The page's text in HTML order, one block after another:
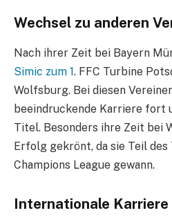
Wechsel zu anderen
Nach ihrer Zeit bei Bayern
Simic zum 1. FFC Turbine
Wolfsburg. Bei diesen
beeindruckende Karriere fort
Titel. Besonders ihre Zeit bei
Erfolg gekrönt, da sie Teil des
Champions League gewann.
Internationale Karriere